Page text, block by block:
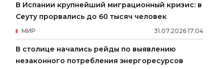
В Испании крупнейший миграционный кризис: в
Сеуту прорвались до 60 тысяч человек
31.07.2026 17:04
МИР
В столице начались рейды по выявлению
незаконного потребления энергоресурсов